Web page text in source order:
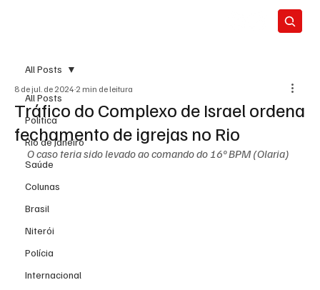
All Posts
Política
Rio de Janeiro
Saúde
Colunas
Brasil
Niterói
Polícia
Internacional
All Posts
Tráfico do Complexo de Israel ordena
fechamento de igrejas no Rio
8 de jul. de 2024 2 min de leitura
O caso teria sido levado ao comando do 16º BPM (Olaria)